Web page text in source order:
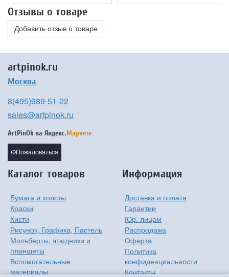
Отзывы о товаре
Добавить отзыв о товаре
artpinok.ru
Москва
8(495)989-51-22
sales@artpinok.ru
ArtPinOk на Яндекс.Маркете
Пожаловаться
Каталог товаров
Бумага и холсты
Краски
Кисти
Рисунок, Графика, Пастель
Мольберты, этюдники и
планшеты
Вспомогательные
материалы
Информация
Доставка и оплата
Гарантии
Юр. лицам
Распродажа
Оферта
Политика
конфиденциальности
Контакты